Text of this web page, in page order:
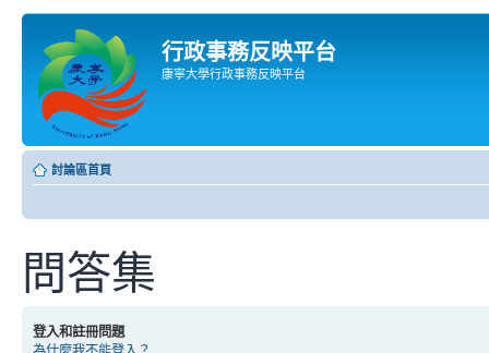
行政事務反映平台
康寧大學行政事務反映平台
討論區首頁
問答集
登入和註冊問題